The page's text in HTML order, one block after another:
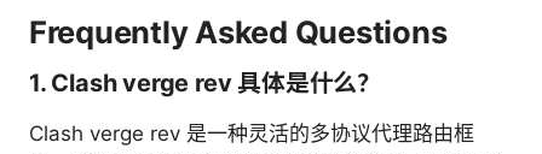
Frequently Asked Questions
1. Clash verge rev 具体是什么？
Clash verge rev 是一种灵活的多协议代理路由框